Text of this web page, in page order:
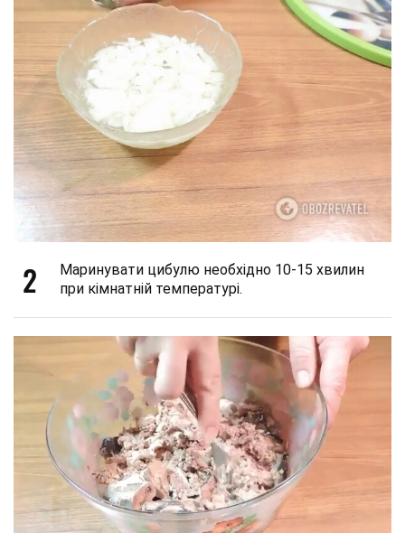
2
Маринувати цибулю необхідно 10-15 хвилин
при кімнатній температурі.